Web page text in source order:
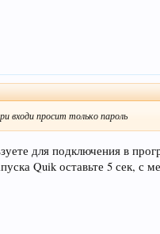
входи просит только пароль
для подключения в
Quik оставьте 5 сек, с